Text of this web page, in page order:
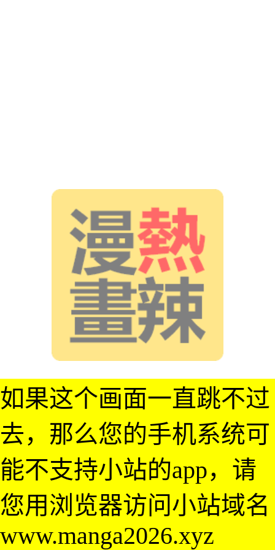
如果这个画面一直跳不过
去，那么您的手机系统可
能不支持小站的app，请
您用浏览器访问小站域名
www.manga2026.xyz